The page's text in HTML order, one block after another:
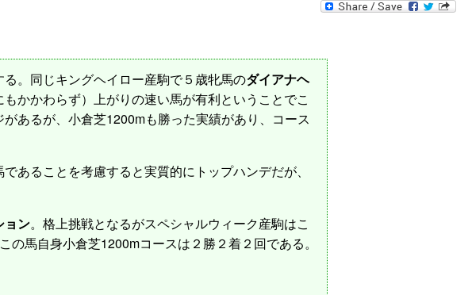
る。同じキングヘイロー産駒で５歳牝馬のダイアナヘ
かかわらず）上がりの速い馬が有利ということでこ
あるが、小倉芝1200mも勝った実績があり、コース
あることを考慮すると実質的にトップハンデだが、
ョン。格上挑戦となるがスペシャルウィーク産駒はこ
馬自身小倉芝1200mコースは２勝２着２回である。